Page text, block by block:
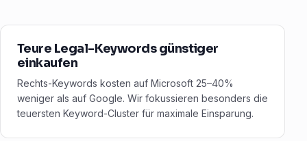
Teure Legal-Keywords günstiger
einkaufen
Rechts-Keywords kosten auf Microsoft 25–40%
weniger als auf Google. Wir fokussieren besonders die
teuersten Keyword-Cluster für maximale Einsparung.